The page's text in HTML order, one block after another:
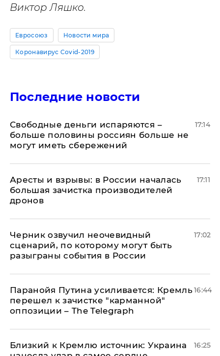
Виктор Ляшко.
Евросоюз Новости мира
Коронавирус Covid-2019
Последние новости
Свободные деньги испаряются –
больше половины россиян больше не
могут иметь сбережений
17:14
Аресты и взрывы: в России началась
большая зачистка производителей
дронов
17:11
Черник озвучил неочевидный
сценарий, по которому могут быть
разыграны события в России
17:02
Паранойя Путина усиливается: Кремль
перешел к зачистке "карманной"
оппозиции – The Telegraph
16:44
Близкий к Кремлю источник: Украина
16:25